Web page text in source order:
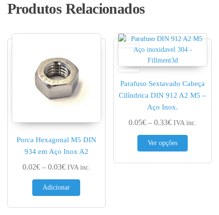
Produtos Relacionados
Porca Hexagonal M5 DIN
934 em Aço Inox A2
0.02€ – 0.03€Price range: 0.02€ through 0.03€
IVA inc.
Adicionar
Parafuso Sextavado Cabeça
Cilíndrica DIN 912 A2 M5 –
Aço Inox.
0.05€ – 0.33€Price range:
IVA inc.
Ver opções
This